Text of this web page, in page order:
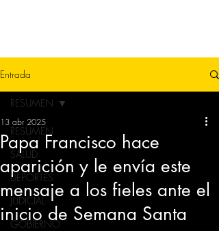
Entrada
RESUMEN
SALUD
DEPORTES
JUDICIAL
GOBIERNO
RESUMEN
Papa Francisco hace
aparición y le envía este
mensaje a los fieles ante el
inicio de Semana Santa
13 abr 2025